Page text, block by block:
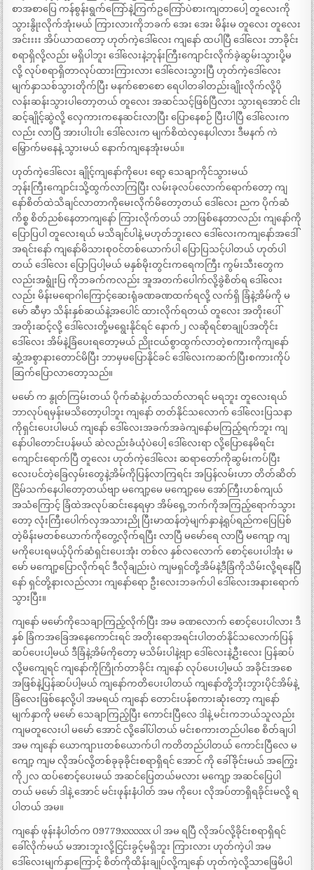
စာအစာပြေ ကန်စွန်းရွက်ကြော်နဲ့ကြက်ဥကြော်ပဲစားကျတာပေါ့ တူလေးကို
သွားနွိုးလိုက်အုံးမယ် ကြားလားကိုဘခက် အေး အေး မိန်းမ တူလေး တူလေး
အင်းးးး အိပ်ယာထတော့ ဟုတ်ကဲ့ဒေါ်လေး ကျနော် ထပါပြီ ဒေါ်လေး ဘာခိုင်း
စရာရှိလို့လည်း မရှိပါဘူး ဒေါ်လေးနဲ့ဘုန်းကြီးကျောင်းလိုက်ခဲ့ဆွမ်းသွားပို့မ
လို့ လုပ်စရာရှိတာလုပ်ထားကြားလား ဒေါ်လေးသွားပြီ ဟုတ်ကဲ့ဒေါ်လေး
မျက်နှာသစ်သွားတိုက်ပြီး မနက်စောစော ရေပါတခါတည်းချိုးလိုက်လို့ပို
လန်းဆန်းသွားပါတော့တယ် တူလေး အဆင်သင့်ဖြစ်ပြီလား သွားရအောင် ငါး
ဆင့်ချိုင့်ဆွဲလို့ လှေကားကနေဆင်းလာပြီး ပြောနေစဉ် ပြီးပါပြီ ဒေါ်လေးက
လည်း လာပြီ အားပါးပါး ဒေါ်လေးက မျက်စိထဲလှနေပါလား ဒီမနက် ကဲ
မြှောက်မနေနဲ့ သွားမယ် နောက်ကျနေအုံးမယ်။
ဟုတ်ကဲ့ဒေါ်လေး ချိုင့်ကျနော်ကိုပေး ရော့ သေချာကိုင်သွားမယ်
ဘုန်းကြီးကျောင်းသို့ထွက်လာကြပြီး လမ်းခုလပ်လောက်ရောက်တော့ ကျ
နော်စိတ်ထဲသိချင်လာတာကိုမေးလိုက်မိတော့တယ် ဒေါ်လေး ညက ပိုက်ဆံ
ကိစ္စ စိတ်ညစ်နေတာကျနော် ကြားလိုက်တယ် ဘာဖြစ်နေတာလည်း ကျနော်ကို
ပြောပြပါ တူလေးရယ် မသိချင်ပါနဲ့ မဟုတ်ဘူးလေ ဒေါ်လေးကကျနော်အဒေါ်
အရင်းနော် ကျနော်မိသားစုဝင်တစ်ယောက်ပါ ပြောပြသင့်ပါတယ် ဟုတ်ပါ
တယ် ဒေါ်လေး ပြောပြပါ့မယ် မနှစ်မိုးတွင်းကရေကကြီး ကွမ်းသီးတွေက
လည်းအရွုံးပြ ကိုဘခက်ကလည်း အူအတက်ပေါက်လို့ခွဲစိတ်ရ ဒေါ်လေး
လည်း မိန်းမရောဂါကြောင့်ဆေးရုံခဏခဏထက်ရလို့ လက်ရှိ ခြံနဲ့အိမ်ကို မ
မော် ဆီမှာ သိန်းနှစ်ဆယ်နဲ့အပေါင် ထားလိုက်ရတယ် တူလေး အတိုးပေါ်
အတိုးဆင့်လို့ ဒေါ်လေးတို့မရွေးနိုင်ရင် နောက်၂ လဆိုရင်စာချုပ်အတိုင်း
ဒေါ်လေး အိမ်နဲ့ခြံပေးရတော့မယ် ညိုးငယ်စွာထွက်လာတဲ့စကားကိုကျနော်
ဆွံ့အစွာနားတောင်မိပြီး ဘာမှမပြောနိုင်ခင် ဒေါ်လေးကဆက်ပြီးစကားကိုပ်
ဆြက်ပြောလာတော့သည်။
မမော် က နွုတ်ကြမ်းတယ် ပိုက်ဆံနဲ့ပတ်သတ်လာရင် မရဘူး တူလေးရယ်
ဘာလုပ်ရမှန်းမသိတော့ပါဘူး ကျနော် တတ်နိုင်သလောက် ဒေါ်လေးပြသနာ
ကိုရှင်းပေးပါမယ် ကျနော် ဒေါ်လေးအခက်အခဲကျနော်မကြည့်ရက်ဘူး ကျ
နော်ပါတောင်းပန်မယ် ဆဲလည်းခံယုံပဲပေါ့ ဒေါ်လေးရာ လို့ပြောနေမိရင်း
ကျောင်းရောက်ပြီ တူလေး ဟုတ်ကဲ့ဒေါ်လေး ဆရာတော်ကိုဆွမ်းကပ်ပြီး
လေးပင်တဲ့ခြေလှမ်းတွေနဲ့အိမ်ကိုပြန်လာကြရင်း အပြန်လမ်းဟာ တိတ်ဆိတ်
ငြိမ်သက်နေပါတော့တယ်ဗျာ မကျော့မေ မကျော့မေ အော်ကြီးဟစ်ကျယ်
အသံကြောင့် ခြံထဲအလုပ်ဆင်းနေရမှာ အိမ်ရှေ့ဘက်ကိုအကြည့်ရောက်သွား
တော့ လုံးကြီးပေါက်လှအသားညို ပြီးမာထန်တဲ့မျက်နှာနဲ့ရုပ်ရည်ကပြေပြစ်
တဲ့မိန်းမတစ်ယောက်ကိုတွေ့လိုက်ရပြီး လာပြီ မမော်ရေ လာပြီ မကျော့ ကျ
မကိုပေးရမယ့်ပိုက်ဆံရှင်းပေးအုံး တစ်လ နှစ်လလောက် စောင့်ပေးပါအုံး မ
မော် မကျော့ပြောလိုက်ရင် ဒီလိုချည်းပဲ ကျမရှင်တို့အိမ်နဲ့ဒီခြံကိုသိမ်းလို့ရနေပြီ
နော် ရှင်တို့နားလည်လား ကျနော်ရော ဦးလေးဘခက်ပါ ဒေါ်လေးအနားရောက်
သွားပြီး။
ကျနော် မမော်ကိုသေချာကြည့်လိုက်ပြီး အမ ခဏလောက် စောင့်ပေးပါလား ဒီ
နှစ် ခြံကအခြေအနေကောင်းရင် အတိုးရောအရင်းပါတတ်နိုင်သလောက်ပြန်
ဆပ်ပေးပါ့မယ် ဒီခြံနဲ့အိမ်ကိုတော့ မသိမ်းပါနဲ့ဗျာ ဒေါ်လေးနဲ့ဦးလေး ပြန်ဆပ်
လို့မကျေရင် ကျနော်ကိုကြိုက်တာခိုင်း ကျနော် လုပ်ပေးပါ့မယ် အခိုင်းအစေ
အဖြစ်နဲ့ပြန်ဆပ်ပါ့မယ် ကျနော်ကတိပေးပါတယ် ကျနော်တို့ဘိုးဘွားပိုင်အိမ်နဲ့
ခြံလေးဖြစ်နေလို့ပါ အမရယ် ကျနော် တောင်းပန်စကားဆုံးတော့ ကျနော်
မျက်နှာကို မမော် သေချာကြည့်ပြီး ကောင်းပြီလေ ဒါနဲ့ မင်းကဘယ်သူလည်း
ကျမတူလေးပါ မမော် အောင် လို့ခေါ်ပါတယ် မင်းစကားတည်ပါစေ စိတ်ချပါ
အမ ကျနော် ယောကျာၤးတစ်ယောက်ပါ ကတိတည်ပါတယ် ကောင်းပြီလေ မ
ကျော့ ကျမ လိုအပ်လို့တစ်ခုခုခိုင်းစရာရှိရင် အောင် ကို ခေါ်ခိုင်းမယ် အကြွေး
ကို၂လ ထပ်စောင့်ပေးမယ် အဆင်ပြေတယ်မလား မကျော့ အဆင်ပြေပါ
တယ် မမော် ဒါနဲ့ အောင် မင်းဖုန်းနံပါတ် အမ ကိုပေး လိုအပ်တာရှိရခိုင်းမလို့ ရ
ပါတယ် အမ။
ကျနော် ဖုန်းနံပါတ်က 09779xxxxxx ပါ အမ ရပြီ လိုအပ်လို့ခိုင်းစရာရှိရင်
ခေါ်လိုက်မယ် မအားဘူးလို့ငြင်းခွင့်မရှိဘူး ကြားလား ဟုတ်ကဲ့ပါ အမ
ဒေါ်လေးမျက်နှာကြောင့် စိတ်ကိုထိန်းချုပ်လို့ကျနော် ဟုတ်ကဲ့လို့သာဖြေမိပါ